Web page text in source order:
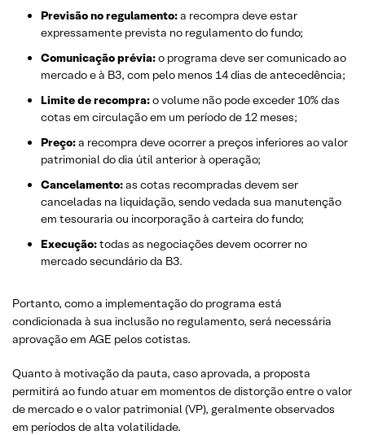
Previsão no regulamento:a recompra deve estar
expressamente prevista no regulamento do fundo;
Comunicação prévia:o programa deve ser comunicado ao
mercado e à B3, com pelo menos 14 dias de antecedência;
Limite de recompra:o volume não pode exceder 10% das
cotas em circulação em um período de 12 meses;
Preço:a recompra deve ocorrer a preços inferiores ao valor
patrimonial do dia útil anterior à operação;
Cancelamento:as cotas recompradas devem ser
canceladas na liquidação, sendo vedada sua manutenção
em tesouraria ou incorporação à carteira do fundo;
Execução:todas as negociações devem ocorrer no
mercado secundário da B3.
Portanto, como a implementação do programa está
condicionada à sua inclusão no regulamento, será necessária
aprovação em AGE pelos cotistas.
Quanto à motivação da pauta, caso aprovada, a proposta
permitirá ao fundo atuar em momentos de distorção entre o valor
de mercado e o valor patrimonial (VP), geralmente observados
em períodos de alta volatilidade.